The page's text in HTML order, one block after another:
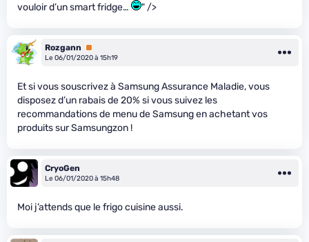
vouloir d’un smart fridge…
" />
Rozgann
Premium
Le 06/01/2020 à 15h19
Et si vous souscrivez à Samsung Assurance Maladie, vous
disposez d’un rabais de 20% si vous suivez les
recommandations de menu de Samsung en achetant vos
produits sur Samsungzon !
CryoGen
Le 06/01/2020 à 15h48
Moi j’attends que le frigo cuisine aussi.